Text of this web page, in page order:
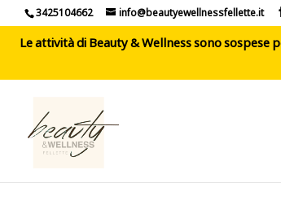
3425104662 info@beautyewellnessfellette.it
Le attività di Beauty & Wellness sono